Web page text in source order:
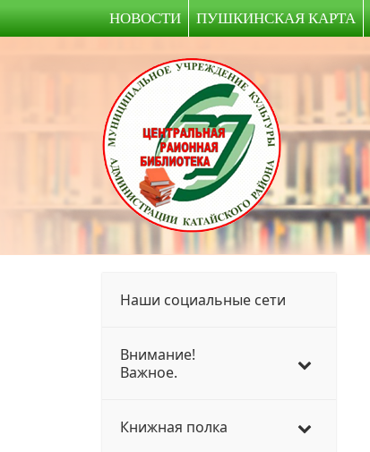
НОВОСТИ ПУШКИНСКАЯ КАРТА
Наши социальные сети
Внимание!
Важное.
Книжная полка